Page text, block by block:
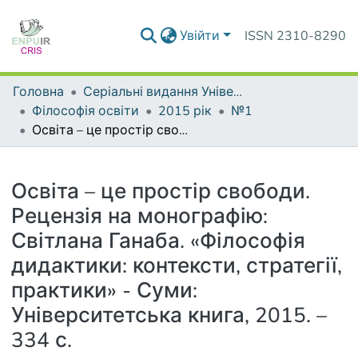
Увійти ISSN 2310-8290
Головна
Серіальні видання Університету
Філософія освіти
2015 рік
№1
Освіта – це простір свободи. Рецензія на монографію: Світлана Ганаба. «Філософія дидактики: контексти, стратегії, практики» - Суми: Університетська книга, 2015. – 334 с.
Освіта – це простір свободи.
Рецензія на монографію:
Світлана Ганаба. «Філософія
дидактики: контексти, стратегії,
практики» - Суми:
Університетська книга, 2015. –
334 с.